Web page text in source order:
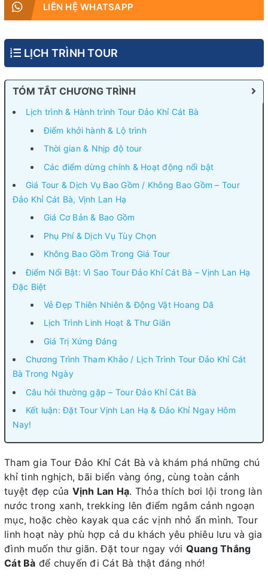
LIÊN HỆ WHATSAPP
LỊCH TRÌNH TOUR
TÓM TẮT CHƯƠNG TRÌNH
Lịch trình & Hành trình Tour Đảo Khỉ Cát Bà
Điểm khởi hành & Lộ trình
Thời gian & Nhịp độ tour
Các điểm dừng chính & Hoạt động nổi bật
Giá Tour & Dịch Vụ Bao Gồm / Không Bao Gồm – Tour
Đảo Khỉ Cát Bà, Vịnh Lan Hạ
Giá Cơ Bản & Bao Gồm
Phụ Phí & Dịch Vụ Tùy Chọn
Không Bao Gồm Trong Giá Tour
Điểm Nổi Bật: Vì Sao Tour Đảo Khỉ Cát Bà – Vịnh Lan Hạ
Đặc Biệt
Vẻ Đẹp Thiên Nhiên & Động Vật Hoang Dã
Lịch Trình Linh Hoạt & Thư Giãn
Giá Trị Xứng Đáng
Chương Trình Tham Khảo / Lịch Trình Tour Đảo Khỉ Cát
Bà Trong Ngày
Câu hỏi thường gặp – Tour Đảo Khỉ Cát Bà
Kết luận: Đặt Tour Vịnh Lan Hạ & Đảo Khỉ Ngay Hôm
Nay!
Tham gia Tour Đảo Khỉ Cát Bà và khám phá những chú
khỉ tinh nghịch, bãi biển vàng óng, cùng toàn cảnh
tuyệt đẹp của Vịnh Lan Hạ. Thỏa thích bơi lội trong làn
nước trong xanh, trekking lên điểm ngắm cảnh ngoạn
mục, hoặc chèo kayak qua các vịnh nhỏ ẩn mình. Tour
linh hoạt này phù hợp cả du khách yêu phiêu lưu và gia
đình muốn thư giãn. Đặt tour ngay với Quang Thắng
Cát Bà để chuyến đi Cát Bà thật đáng nhớ!